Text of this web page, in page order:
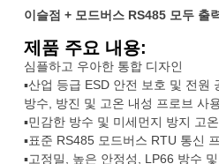
이슬점 + 모드버스 RS485 모두 출력
제품 주요 내용:
심플하고 우아한 통합 디자인
▪산업 등급 ESD 안전 보호 및 전원
방수, 방진 및 고온 내성 프로브 사
▪민감한 방수 및 미세먼지 방지 고
▪표준 RS485 모드버스 RTU 통신
▪고정밀, 높은 안정성, LP66 방수